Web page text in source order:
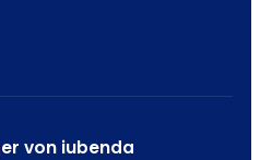
von iubenda